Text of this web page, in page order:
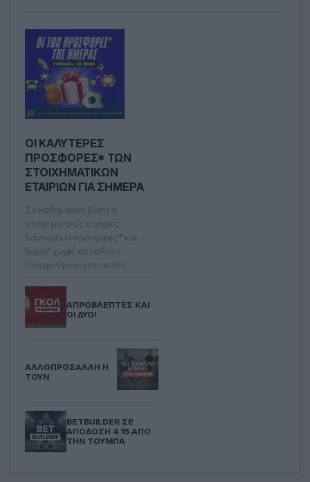
ΟΙ ΚΑΛΎΤΕΡΕΣ
ΠΡΟΣΦΟΡΈΣ* ΤΩΝ
ΣΤΟΙΧΗΜΑΤΙΚΏΝ
ΕΤΑΙΡΙΏΝ ΓΙΑ ΣΉΜΕΡΑ
Σε καθημερινή βάση οι
στοιχηματικές εταιρίες
λανσάρουν προσφορές* και
δώρα* χωρίς κατάθεση.
Επωφελήσου από αυτές…
ΑΠΡΌΒΛΕΠΤΕΣ ΚΑΙ
ΟΙ ΔΎΟ!
ΑΛΛΟΠΡΌΣΑΛΛΗ Η
ΤΟΥΝ
BETBUILDER ΣΕ
ΑΠΌΔΟΣΗ 4.15 ΑΠΌ
ΤΗΝ ΤΟΎΜΠΑ